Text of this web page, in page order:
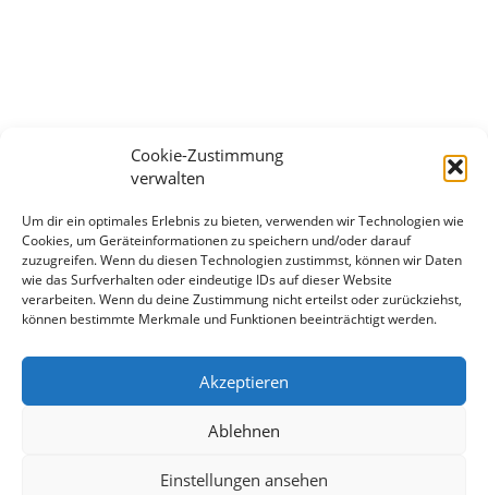
Cookie-Zustimmung
verwalten
Um dir ein optimales Erlebnis zu bieten, verwenden wir Technologien wie
Cookies, um Geräteinformationen zu speichern und/oder darauf
zuzugreifen. Wenn du diesen Technologien zustimmst, können wir Daten
wie das Surfverhalten oder eindeutige IDs auf dieser Website
verarbeiten. Wenn du deine Zustimmung nicht erteilst oder zurückziehst,
können bestimmte Merkmale und Funktionen beeinträchtigt werden.
Akzeptieren
Ablehnen
Einstellungen ansehen
Mehr Spaß und Sicherheit im Schnee
- mit der Snowboardschule Oberhof
Info und Anmeldung!